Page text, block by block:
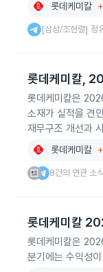
롯데케미칼
[삼성/조현렬]
롯데케미칼,
롯데케미칼은
소재가 실적을 견
재무구조 개선과
롯데케미칼
8건의 연관 소식
롯데케미칼
롯데케미칼은
분기에는 수익성